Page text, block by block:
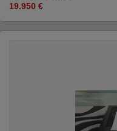
19.950 €